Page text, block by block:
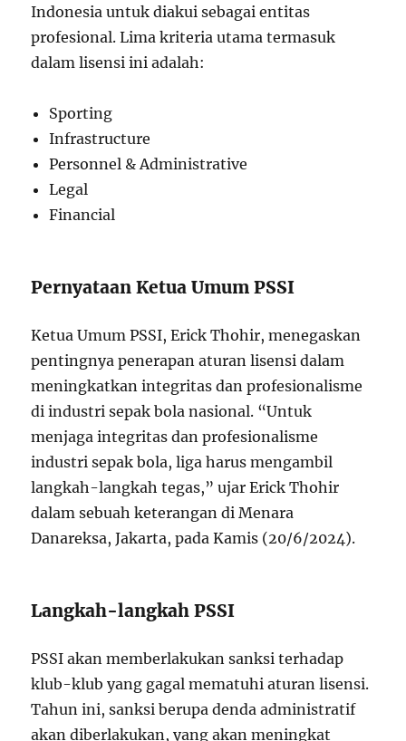
Indonesia untuk diakui sebagai entitas
profesional. Lima kriteria utama termasuk
dalam lisensi ini adalah:
Sporting
Infrastructure
Personnel & Administrative
Legal
Financial
Pernyataan Ketua Umum PSSI
Ketua Umum PSSI, Erick Thohir, menegaskan
pentingnya penerapan aturan lisensi dalam
meningkatkan integritas dan profesionalisme
di industri sepak bola nasional. “Untuk
menjaga integritas dan profesionalisme
industri sepak bola, liga harus mengambil
langkah-langkah tegas,” ujar Erick Thohir
dalam sebuah keterangan di Menara
Danareksa, Jakarta, pada Kamis (20/6/2024).
Langkah-langkah PSSI
PSSI akan memberlakukan sanksi terhadap
klub-klub yang gagal mematuhi aturan lisensi.
Tahun ini, sanksi berupa denda administratif
akan diberlakukan, yang akan meningkat